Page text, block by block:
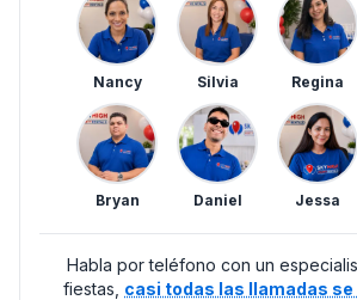
Nancy Silvia Regina
Bryan Daniel Jessa
Habla por teléfono con un
fiestas, casi todas las llamadas